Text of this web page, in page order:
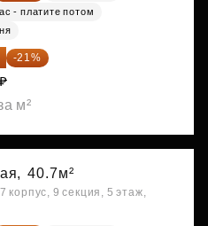
- платите потом
-21%
м²
40.7м²
корпус, 9 секция, 5 этаж,